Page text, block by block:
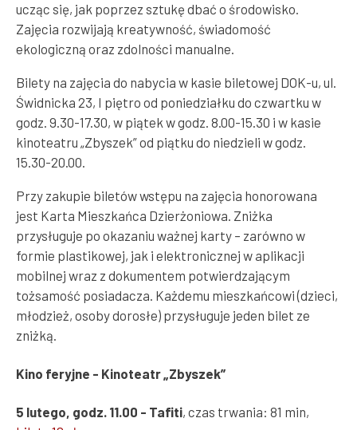
ucząc się, jak poprzez sztukę dbać o środowisko.
Zajęcia rozwijają kreatywność, świadomość
ekologiczną oraz zdolności manualne.
Bilety na zajęcia do nabycia w kasie biletowej DOK-u, ul.
Świdnicka 23, I piętro od poniedziałku do czwartku w
godz. 9.30-17.30, w piątek w godz. 8.00-15.30 i w kasie
kinoteatru „Zbyszek” od piątku do niedzieli w godz.
15.30-20.00.
Przy zakupie biletów wstępu na zajęcia honorowana
jest Karta Mieszkańca Dzierżoniowa. Zniżka
przysługuje po okazaniu ważnej karty – zarówno w
formie plastikowej, jak i elektronicznej w aplikacji
mobilnej wraz z dokumentem potwierdzającym
tożsamość posiadacza. Każdemu mieszkańcowi (dzieci,
młodzież, osoby dorosłe) przysługuje jeden bilet ze
zniżką.
Kino feryjne - Kinoteatr „Zbyszek”
5 lutego, godz. 11.00 - Tafiti, czas trwania: 81 min,